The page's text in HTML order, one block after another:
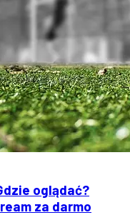
oglądać?
za darmo